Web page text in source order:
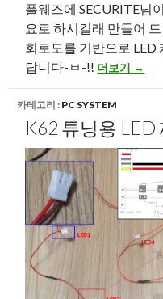
플웨즈에 SECURITE님
요로 하시길래 만들어
회로도를 기반으로 LED
답니다-ㅂ-!! K62 튜닝용
더보기 →
카테고리 : PC SYSTEM
K62 튜닝용 LED